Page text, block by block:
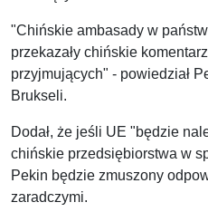
"Chińskie ambasady w
przekazały chińskie
przyjmujących" - powiedział
Brukseli.
Dodał, że jeśli UE "będzie
chińskie przedsiębiorstwa w
Pekin będzie zmuszony
zaradczymi.